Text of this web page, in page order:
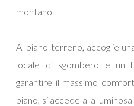
montano.
Al piano terreno, accoglie
locale di sgombero e un
garantire il massimo
piano, si accede alla
Locali
Qualsiasi
1